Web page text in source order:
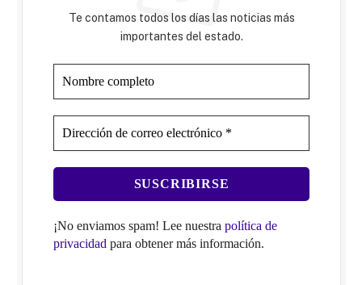
Te contamos todos los días las noticias más
importantes del estado.
¡No enviamos spam! Lee nuestra política de
privacidad para obtener más información.